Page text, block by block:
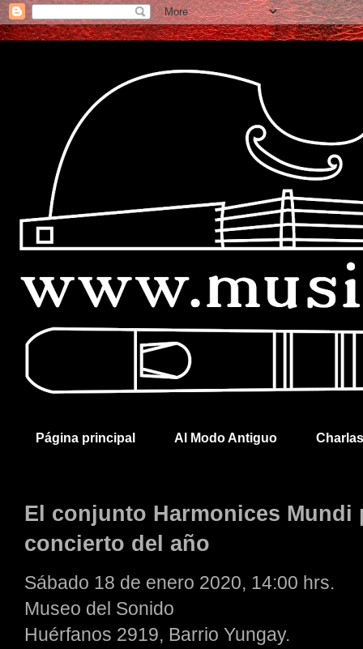
Página principal Al Modo Antiguo
El conjunto Harmonices Mundi
concierto del año
Sábado 18 de enero 2020, 14:00 hrs.
Museo del Sonido
Huérfanos 2919, Barrio Yungay.